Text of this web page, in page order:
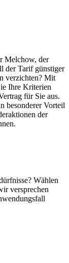
Melchow, der
der Tarif günstiger
verzichten? Mit
Ihre Kriterien
für Sie aus.
besonderer Vorteil
der
Wählen
versprechen